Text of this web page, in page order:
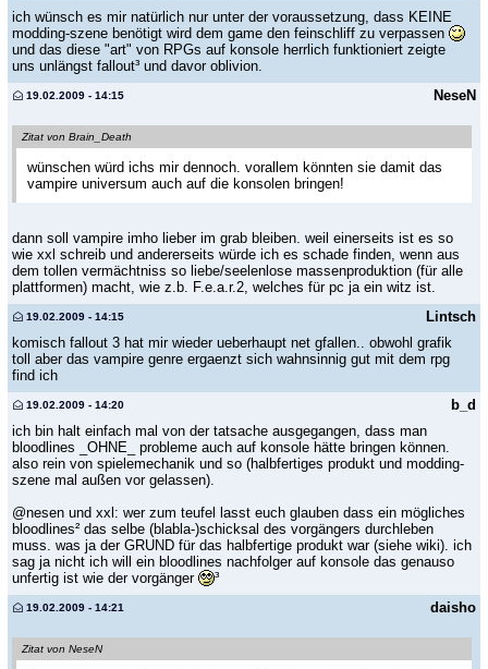
ich wünsch es mir natürlich nur unter der voraussetzung, dass KEINE
modding-szene benötigt wird dem game den feinschliff zu verpassen
und das diese "art" von RPGs auf konsole herrlich funktioniert zeigte
uns unlängst fallout³ und davor oblivion.
NeseN
19.02.2009 - 14:15
Zitat von Brain_Death
wünschen würd ichs mir dennoch. vorallem könnten sie damit das
vampire universum auch auf die konsolen bringen!
dann soll vampire imho lieber im grab bleiben. weil einerseits ist es so
wie xxl schreib und andererseits würde ich es schade finden, wenn aus
dem tollen vermächtniss so liebe/seelenlose massenproduktion (für alle
plattformen) macht, wie z.b. F.e.a.r.2, welches für pc ja ein witz ist.
Lintsch
19.02.2009 - 14:15
komisch fallout 3 hat mir wieder ueberhaupt net gfallen.. obwohl grafik
toll aber das vampire genre ergaenzt sich wahnsinnig gut mit dem rpg
find ich
b_d
19.02.2009 - 14:20
ich bin halt einfach mal von der tatsache ausgegangen, dass man
bloodlines _OHNE_ probleme auch auf konsole hätte bringen können.
also rein von spielemechanik und so (halbfertiges produkt und modding-
szene mal außen vor gelassen).
@nesen und xxl: wer zum teufel lasst euch glauben dass ein mögliches
bloodlines² das selbe (blabla-)schicksal des vorgängers durchleben
muss. was ja der GRUND für das halbfertige produkt war (siehe wiki). ich
sag ja nicht ich will ein bloodlines nachfolger auf konsole das genauso
unfertig ist wie der vorgänger
³
daisho
19.02.2009 - 14:21
Zitat von NeseN